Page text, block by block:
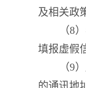
及相关政
（8
填报虚假
（9
的通讯地